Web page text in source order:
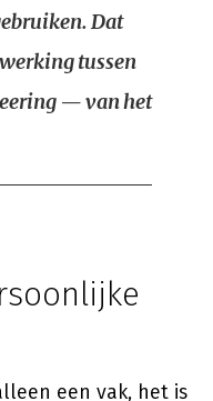
Dat
tussen
— van het
een vak, het is